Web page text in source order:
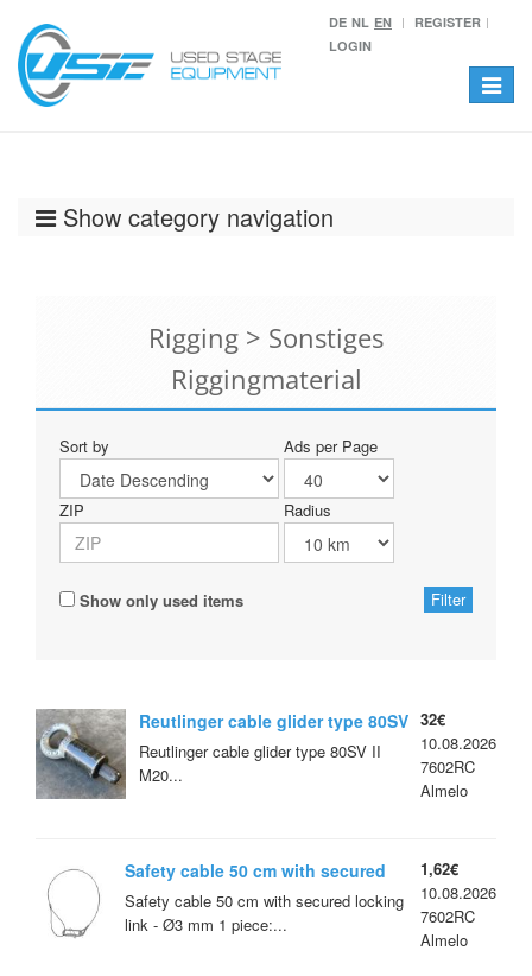
DE NL EN
REGISTER
LOGIN
Toggle
Show category navigation
Rigging > Sonstiges
Riggingmaterial
Sort by Ads per Page
ZIP Radius
Show only used items
Reutlinger cable glider type 80SV
II M20 eye
Reutlinger cable glider type 80SV II
M20...
32€
10.08.2026
7602RC
Almelo
Safety cable 50 cm with secured
locking link - Ø3 mm
Safety cable 50 cm with secured locking
link - Ø3 mm 1 piece:...
1,62€
10.08.2026
7602RC
Almelo